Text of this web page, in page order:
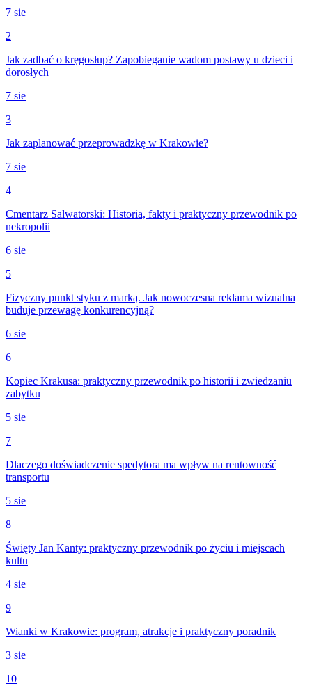
7 sie
2
Jak zadbać o kręgosłup? Zapobieganie wadom postawy u dzieci i
dorosłych
7 sie
3
Jak zaplanować przeprowadzkę w Krakowie?
7 sie
4
Cmentarz Salwatorski: Historia, fakty i praktyczny przewodnik po
nekropolii
6 sie
5
Fizyczny punkt styku z marką. Jak nowoczesna reklama wizualna
buduje przewagę konkurencyjną?
6 sie
6
Kopiec Krakusa: praktyczny przewodnik po historii i zwiedzaniu
zabytku
5 sie
7
Dlaczego doświadczenie spedytora ma wpływ na rentowność
transportu
5 sie
8
Święty Jan Kanty: praktyczny przewodnik po życiu i miejscach
kultu
4 sie
9
Wianki w Krakowie: program, atrakcje i praktyczny poradnik
3 sie
10